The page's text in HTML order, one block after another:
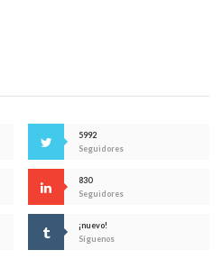
5992
Seguidores
830
Seguidores
¡nuevo!
Síguenos